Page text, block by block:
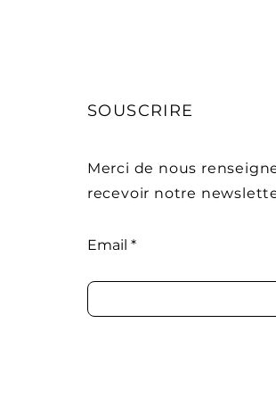
SOUSCRIRE
Merci de nous
recevoir notre
Email